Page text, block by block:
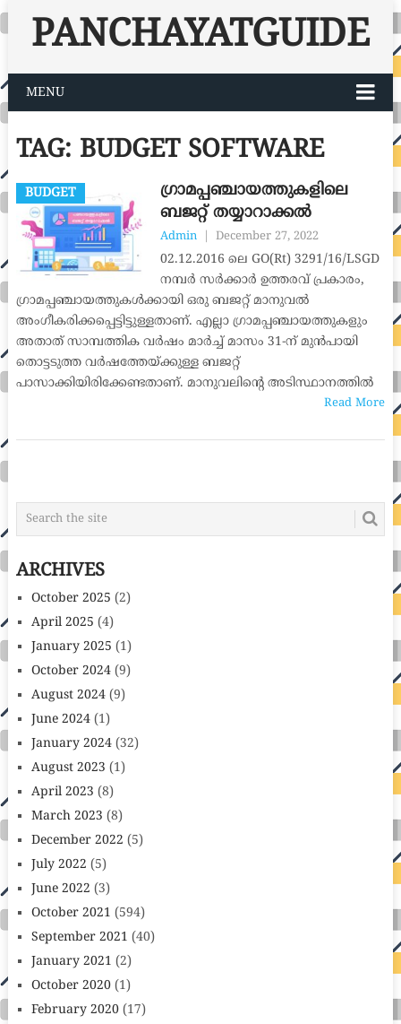
PANCHAYATGUIDE
MENU
TAG: BUDGET SOFTWARE
BUDGET
ഗ്രാമപ്പഞ്ചായത്തുകളിലെ
ബജറ്റ് തയ്യാറാക്കൽ
Admin December 27, 2022
02.12.2016 ലെ GO(Rt) 3291/16/LSGD
നമ്പർ സർക്കാർ ഉത്തരവ് പ്രകാരം,
ഗ്രാമപ്പഞ്ചായത്തുകൾക്കായി ഒരു ബജറ്റ് മാനുവൽ
അംഗീകരിക്കപ്പെട്ടിട്ടുള്ളതാണ്. എല്ലാ ഗ്രാമപ്പഞ്ചായത്തുകളും
അതാത് സാമ്പത്തിക വർഷം മാർച്ച് മാസം 31-ന് മുൻപായി
തൊട്ടടുത്ത വർഷത്തേയ്ക്കുള്ള ബജറ്റ്
പാസാക്കിയിരിക്കേണ്ടതാണ്. മാനുവലിന്റെ അടിസ്ഥാനത്തിൽ
Read More
NAVIGATION
ARCHIVES
October 2025 (2)
April 2025 (4)
January 2025 (1)
October 2024(9)
August 2024(9)
June 2024(1)
January 2024(32)
August 2023 (1)
April 2023 (8)
March 2023 (8)
December 2022 (5)
July 2022 (5)
June 2022 (3)
October 2021 (594)
September 2021 (40)
January 2021 (2)
October 2020(1)
February 2020(17)